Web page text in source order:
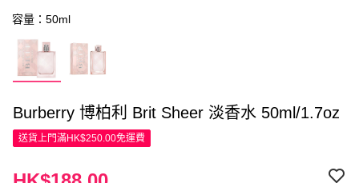
容量：50ml
Burberry 博柏利 Brit Sheer 淡香水 50ml/1.7oz
送貨上門滿HK$250.00免運費